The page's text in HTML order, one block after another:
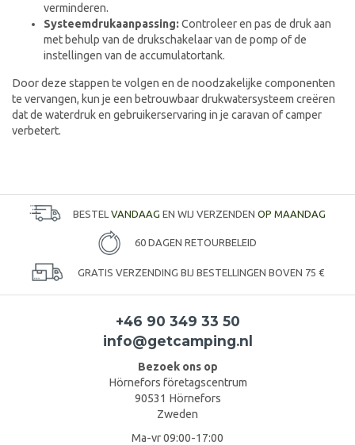
verminderen.
Systeemdrukaanpassing:Controleer en pas de druk aan
met behulp van de drukschakelaar van de pomp of de
instellingen van de accumulatortank.
Door deze stappen te volgen en de noodzakelijke componenten
te vervangen, kun je een betrouwbaar drukwatersysteem creëren
dat de waterdruk en gebruikerservaring in je caravan of camper
verbetert.
BESTEL VANDAAG EN WIJ VERZENDEN OP MAANDAG
60 DAGEN RETOURBELEID
GRATIS VERZENDING BIJ BESTELLINGEN BOVEN 75 €
+46 90 349 33 50
info@getcamping.nl
Bezoek ons op
Hörnefors företagscentrum
90531 Hörnefors
Zweden
Ma-vr 09:00-17:00